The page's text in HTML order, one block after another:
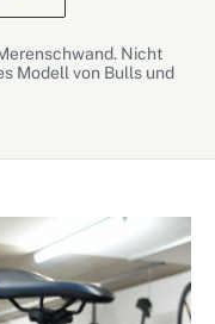
Nicht
Modell von Bulls und